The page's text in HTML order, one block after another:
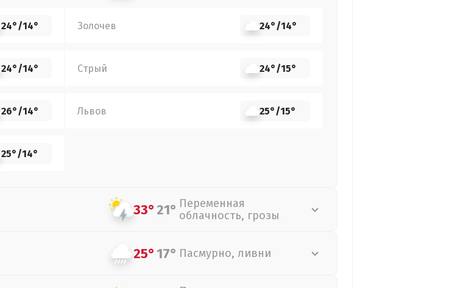
24°/14° Золочев 24°/14°
24°/14° Стрый 24°/15°
26°/14° Львов 25°/15°
25°/14°
33°21° Переменная
облачность, грозы
25°17° Пасмурно, ливни